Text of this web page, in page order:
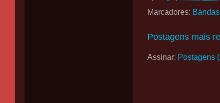
Marcadores:
Postagens mais
Assinar: Postagens